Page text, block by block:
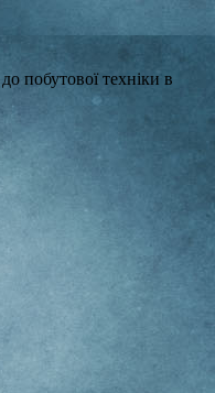
побутової техніки в